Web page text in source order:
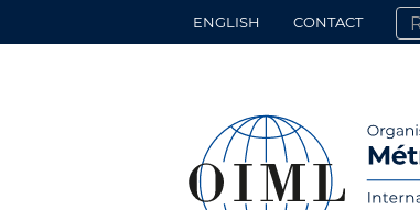
ENGLISH CONTACT